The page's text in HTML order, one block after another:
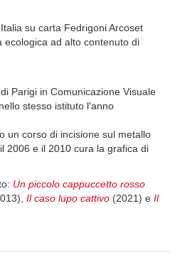
su carta Fedrigoni Arcoset
ecologica ad alto contenuto di
Parigi in Comunicazione Visuale
stesso istituto l'anno
un corso di incisione sul metallo
2006 e il 2010 cura la grafica di
Un piccolo cappuccetto rosso
Il caso lupo cattivo (2021) e Il